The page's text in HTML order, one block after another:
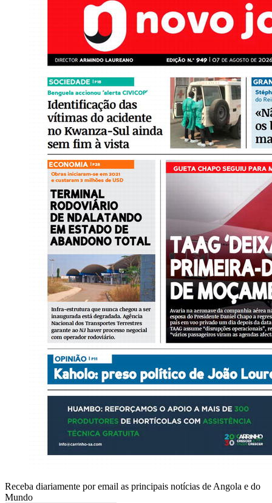
Receba diariamente por email as principais notícias de Angola e do
Mundo